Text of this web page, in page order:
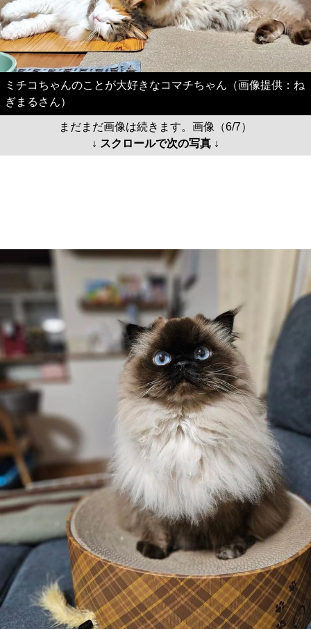
ミチコちゃんのことが大好きなコマチちゃん（画像提供：ね
ぎまるさん）
まだまだ画像は続きます。画像（6/7）
↓ スクロールで次の写真 ↓